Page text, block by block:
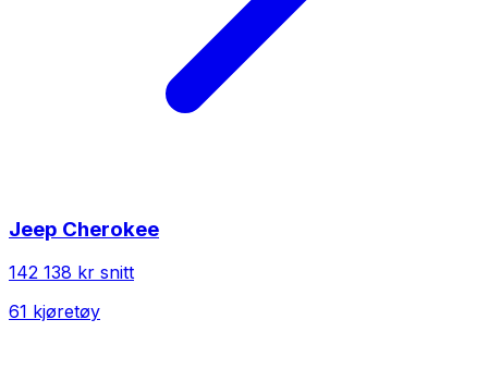
Jeep Cherokee
142 138 kr snitt
61 kjøretøy